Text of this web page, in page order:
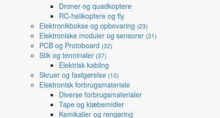
Droner og quadkoptere
RC-helikoptere og fly
Elektronikbokse og opbevaring (23)
Elektroniske moduler og sensorer (31)
PCB og Protoboard (32)
Stik og terminaler (37)
Elektrisk kabling
Skruer og fastgørelse (10)
Elektronisk forbrugsmateriale
Diverse forbrugsmaterialer
Tape og klæbemidler
Kemikalier og rengøring